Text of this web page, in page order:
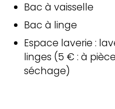
Bac à vaisselle
Bac à linge
Espace laverie :
linges (5 € : à
séchage)